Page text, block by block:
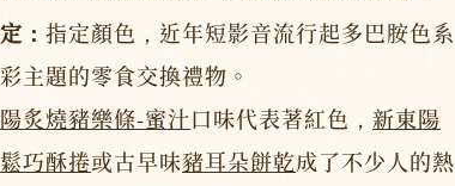
： 指定顏色，近年短影音流行起多巴胺色系
主題的零食交換禮物。
炙燒豬樂條-蜜汁口味代表著紅色， 新東陽
巧酥捲或古早味豬耳朵餅乾成了不少人的熱